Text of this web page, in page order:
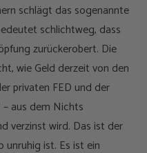
schlägt das sogenannte
schlichtweg, dass
zurückerobert. Die
wie Geld derzeit von den
privaten FED und der
– aus dem Nichts
verzinst wird. Das ist der
unruhig ist. Es ist ein